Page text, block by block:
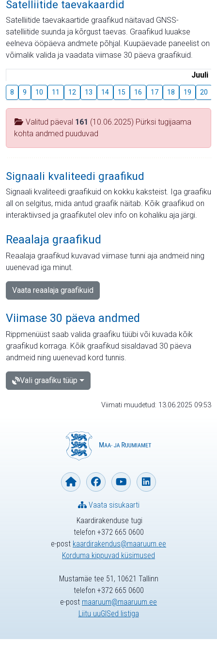
Satelliitide taevakaardid
Satelliitide taevakaartide graafikud näitavad GNSS-
satelliitide suunda ja kõrgust taevas. Graafikud luuakse
eelneva ööpäeva andmete põhjal. Kuupäevade paneelist on
võimalik valida ja vaadata viimase 30 päeva graafikuid.
Juuli
8 9 10 11 12 13 14 15 16 17 18 19 20
Valitud päeval 161 (10.06.2025) Pürksi tugijaama
kohta andmed puuduvad
Signaali kvaliteedi graafikud
Signaali kvaliteedi graafikuid on kokku kaksteist. Iga graafiku
all on selgitus, mida antud graafik näitab. Kõik graafikud on
interaktiivsed ja graafikutel olev info on kohaliku aja järgi.
Reaalaja graafikud
Reaalaja graafikud kuvavad viimase tunni aja andmeid ning
uuenevad iga minut.
Vaata reaalaja graafikuid
Viimase 30 päeva andmed
Rippmenüüst saab valida graafiku tüübi või kuvada kõik
graafikud korraga. Kõik graafikud sisaldavad 30 päeva
andmeid ning uuenevad kord tunnis.
Vali graafiku tüüp
Viimati muudetud: 13.06.2025 09:53
Kaardirakenduse tugi
telefon +372 665 0600
e-post kaardirakendus@maaruum.ee
Korduma kippuvad küsimused
Vaata sisukaarti
Mustamäe tee 51, 10621 Tallinn
telefon +372 665 0600
e-post maaruum@maaruum.ee
Liitu uuGISed listiga